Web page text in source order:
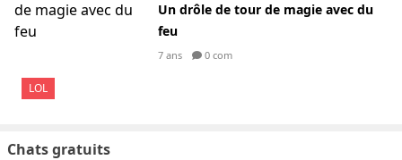
LOL
Un drôle de tour de magie avec du
feu
7 ans 0 com
Chats gratuits